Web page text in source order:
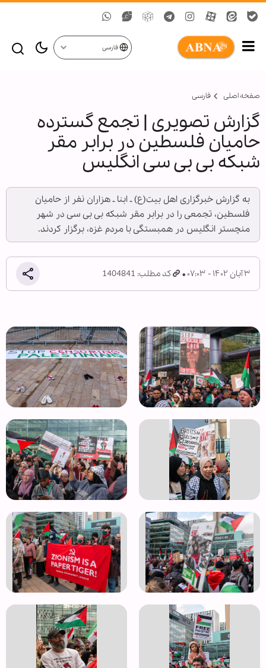
فارسی
صفحه اصلی فارسی
گزارش تصویری | تجمع گسترده
حامیان فلسطین در برابر مقر
شبکه بی بی سی انگلیس
به گزارش خبرگزاری اهل بیت(ع) ـ ابنا ـ هزاران نفر از حامیان
فلسطین، تجمعی را در برابر مقر شبکه بی بی سی در شهر
منچستر انگلیس در همبستگی با مردم غزه، برگزار کردند.
۳ آبان ۱۴۰۲ - ۰۷:۰۳ کد مطلب: 1404841